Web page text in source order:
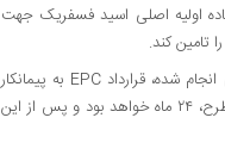
اولیه اصلی اسید فسفریک جهت
دکتر خرمی‌شاد یادآور شد: با تصویب هیات مدیره شرکت ملی صنایع مس ایران و بر مبنای اقدامات قبلی انجام شده، قرارداد EPC به پیمانکار
منتخب مناقصه ابلاغ و عملیات اجرایی رسما آغاز شد و بر اساس برنامه پیش بینی شده، مدت اجرای این طرح، ۲۴ ماه خواهد بود و پس از این